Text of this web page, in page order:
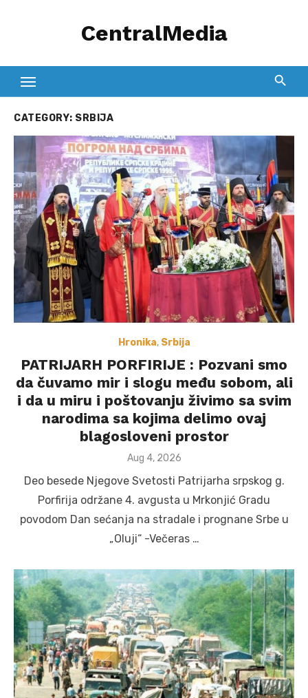
CentralMedia
CATEGORY: SRBIJA
Hronika, Srbija
PATRIJARH PORFIRIJE : Pozvani smo
da čuvamo mir i slogu među sobom, ali
i da u miru i poštovanju živimo sa svim
narodima sa kojima delimo ovaj
blagosloveni prostor
Posted
Aug 4, 2026
Deo besede Njegove Svetosti Patrijarha srpskog g.
Porfirija održane 4. avgusta u Mrkonjić Gradu
povodom Dan sećanja na stradale i prognane Srbe u
„Oluji“ -Večeras …